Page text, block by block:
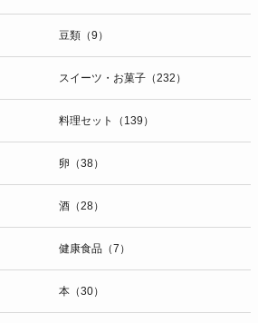
豆類（9）
スイーツ・お菓子（232）
料理セット（139）
卵（38）
酒（28）
健康食品（7）
本（30）